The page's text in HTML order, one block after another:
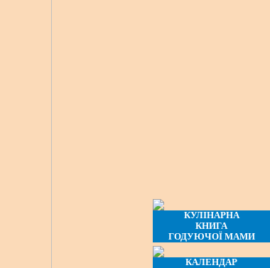
КУЛІНАРНА
КНИГА
ГОДУЮЧОЇ МАМИ
КАЛЕНДАР